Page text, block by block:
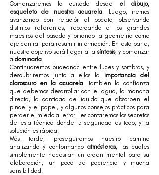
Comenzaremos la cursada desde el dibujo,
esqueleto de nuestra acuarela. Luego, iremos
avanzando con relación al boceto, observando
distintos referentes, recordando a los grandes
maestros del pasado y tomando la geometría como
eje central para resumir información. En esta parte,
nuestro objetivo será llegar a la síntesis, y comenzar
a dominarla.
Continuaremos buceando entre luces y sombras, y
descubriremos junto a ellos la importancia del
claroscuro en la acuarela. También la confianza
que debemos desarrollar con el agua, la mancha
directa, la cantidad de líquido que absorben el
pincel y el papel, y algunos consejos prácticos para
perder el miedo al error. Les contaremos los secretos
de esta técnica donde la seguridad es todo, y la
solución es rápida.
Más tarde, proseguiremos nuestro camino
analizando y conformandoatmósferas, las cuales
simplemente necesitan un orden mental para su
elaboración, un poco de paciencia y mucha
sensibilidad.